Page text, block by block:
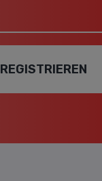
REGISTRIEREN